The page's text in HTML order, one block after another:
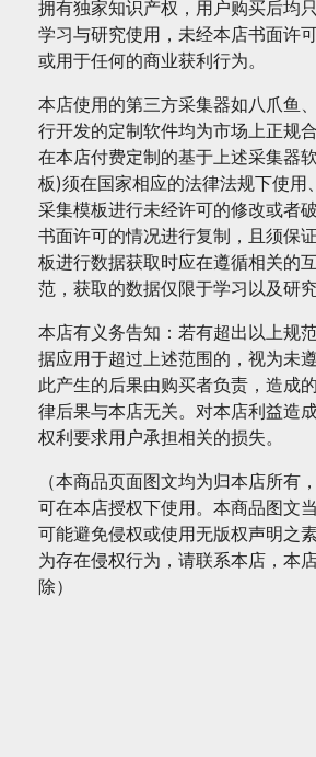
拥有独家知识产权，用户购买后均
学习与研究使用，未经本店书面许
或用于任何的商业获利行为。
本店使用的第三方采集器如八爪鱼
行开发的定制软件均为市场上正规
在本店付费定制的基于上述采集器
板)须在国家相应的法律法规下使用
采集模板进行未经许可的修改或者
书面许可的情况进行复制，且须保
板进行数据获取时应在遵循相关的
范，获取的数据仅限于学习以及研究
本店有义务告知：若有超出以上规
据应用于超过上述范围的，视为未
此产生的后果由购买者负责，造成
律后果与本店无关。对本店利益造
权利要求用户承担相关的损失。
（本商品页面图文均为归本店所有
可在本店授权下使用。本商品图文
可能避免侵权或使用无版权声明之
为存在侵权行为，请联系本店，本
除）